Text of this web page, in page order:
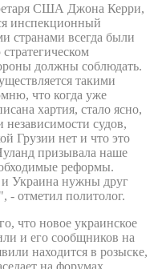
США Джона Керри,
инспекционный
странами всегда были
должны соблюдать.
такими
что когда уже
хартия, стало ясно,
судов,
Грузии нет и что это
призывала наше
реформы.
и Украина нужны друг
- отметил политолог.
что новое украинское
и его сообщников на
находится в розыске,
на форумах